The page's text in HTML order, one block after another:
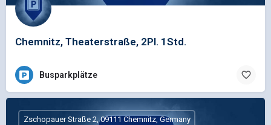
Chemnitz, Theaterstraße, 2Pl. 1Std.
Busparkplätze
Zschopauer Straße 2, 09111 Chemnitz, Germany